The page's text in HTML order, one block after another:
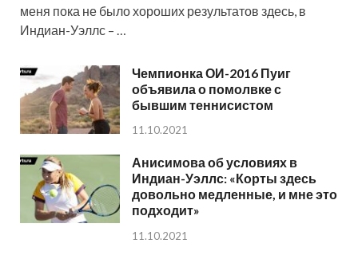
меня пока не было хороших результатов здесь, в
Индиан-Уэллс – …
Чемпионка ОИ-2016 Пуиг
объявила о помолвке с
бывшим теннисистом
11.10.2021
Анисимова об условиях в
Индиан-Уэллс: «Корты здесь
довольно медленные, и мне это
подходит»
11.10.2021